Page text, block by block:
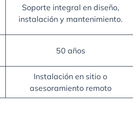
Soporte integral en diseño,
instalación y mantenimiento.
50 años
Instalación en sitio o
asesoramiento remoto